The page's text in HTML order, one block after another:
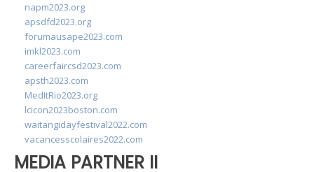
napm2023.org
apsdfd2023.org
forumausape2023.com
imkl2023.com
careerfaircsd2023.com
apsth2023.com
MedItRio2023.org
lcicon2023boston.com
waitangidayfestival2022.com
vacancesscolaires2022.com
MEDIA PARTNER II